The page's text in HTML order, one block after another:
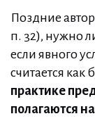
Поздние
п. 32), нужно
если явного
считается как
практике
полагаются